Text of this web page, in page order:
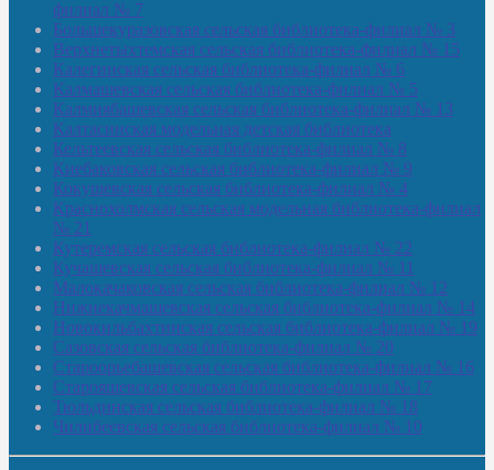
филиал № 7
Большекуразовская сельская библиотека-филиал № 3
Верхнетыхтемская сельская библиотека-филиал № 15
Калегинская сельская библиотека-филиал № 6
Калмашевская сельская библиотека-филиал № 5
Калмиябашевская сельская библиотека-филиал № 13
Калтасинская модельная детская библиотека
Кельтеевская сельская библиотека-филиал № 8
Киебаковская сельская библиотека-филиал № 9
Кокушевская сельская библиотека-филиал № 4
Краснохолмская сельская модельная библиотека-филиал
№ 21
Кутеремская сельская библиотека-филиал № 22
Кучашевская сельская библиотека-филиал № 11
Малокачаковская сельская библиотека-филиал № 12
Нижнекачмашевская сельская библиотека-филиал № 14
Новокильбахтинская сельская библиотека-филиал № 19
Сазовская сельская библиотека-филиал № 20
Староорьебашевская сельская библиотека-филиал № 16
Старояшевская сельская библиотека-филиал № 17
Тюльдинская сельская библиотека-филиал № 18
Чилибеевская сельская библиотека-филиал № 10